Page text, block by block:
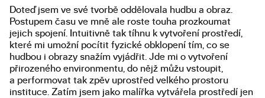
Doteď jsem ve své tvorbě oddělovala hudbu a obraz.
Postupem času ve mně ale roste touha prozkoumat
jejich spojení. Intuitivně tak tíhnu k vytvoření prostředí,
které mi umožní pocítit fyzické obklopení tím, co se
hudbou i obrazy snažím vyjádřit. Jde mi o vytvoření
přirozeného environmentu, do nějž můžu vstoupit,
a performovat tak zpěv uprostřed velkého prostoru
instituce. Zatím jsem jako malířka vytvářela prostředí jen